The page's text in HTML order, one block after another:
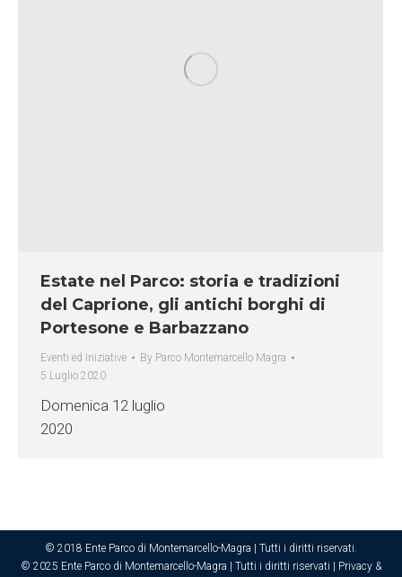
Estate nel Parco: storia e tradizioni
del Caprione, gli antichi borghi di
Portesone e Barbazzano
Eventi ed Iniziative By Parco Montemarcello Magra
5 Luglio 2020
Domenica 12 luglio
2020
© 2018 Ente Parco di Montemarcello-Magra | Tutti i diritti riservati.
© 2025 Ente Parco di Montemarcello-Magra | Tutti i diritti riservati | Privacy &